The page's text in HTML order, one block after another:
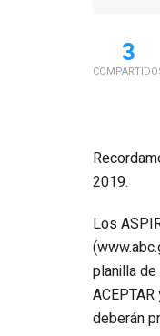
3
2019.
Los
planilla
deberán